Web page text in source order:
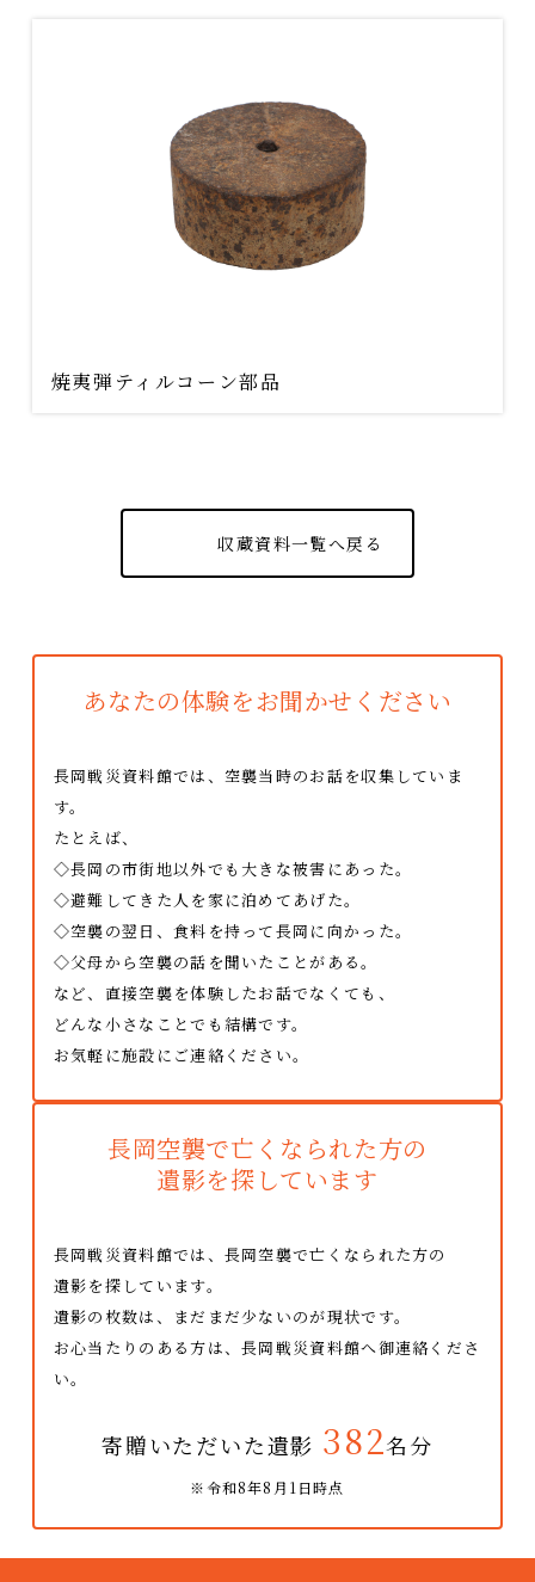
焼夷弾ティルコーン部品
収蔵資料一覧へ戻る
あなたの体験をお聞かせください
長岡戦災資料館では、空襲当時のお話を収集していま
す。
たとえば、
◇長岡の市街地以外でも大きな被害にあった。
◇避難してきた人を家に泊めてあげた。
◇空襲の翌日、食料を持って長岡に向かった。
◇父母から空襲の話を聞いたことがある。
など、直接空襲を体験したお話でなくても、
どんな小さなことでも結構です。
お気軽に施設にご連絡ください。
長岡空襲で亡くなられた方の
遺影を探しています
長岡戦災資料館では、長岡空襲で亡くなられた方の
遺影を探しています。
遺影の枚数は、まだまだ少ないのが現状です。
お心当たりのある方は、長岡戦災資料館へ御連絡くださ
い。
寄贈いただいた遺影 382名分
※令和8年8月1日時点